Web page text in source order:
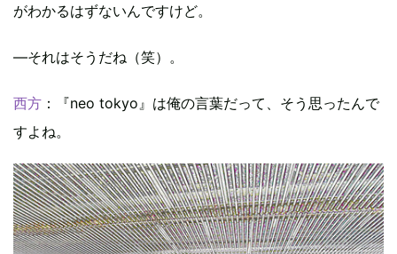
がわかるはずないんですけど。
―それはそうだね（笑）。
西方 ：『neo tokyo』は俺の言葉だって、そう思ったんで
すよね。